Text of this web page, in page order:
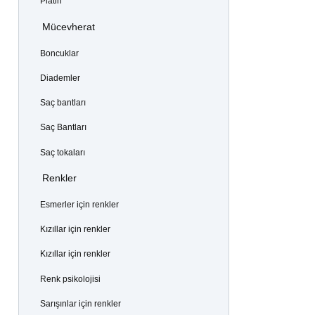
Mücevherat
Boncuklar
Diademler
Saç bantları
Saç Bantları
Saç tokaları
Renkler
Esmerler için renkler
Kızıllar için renkler
Kızıllar için renkler
Renk psikolojisi
Sarışınlar için renkler